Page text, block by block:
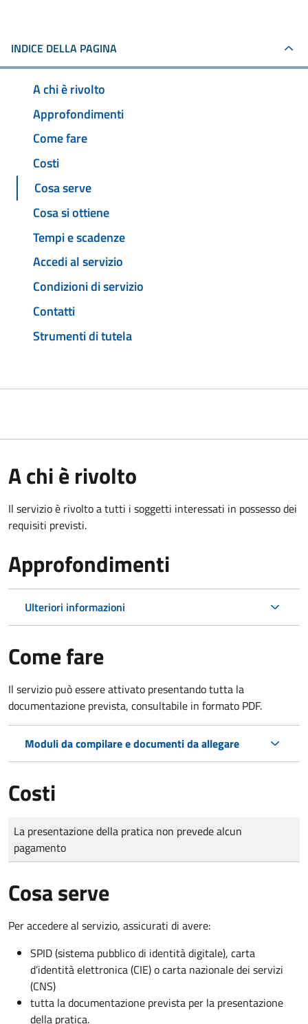
INDICE DELLA PAGINA
A chi è rivolto
Approfondimenti
Come fare
Costi
Cosa serve
Cosa si ottiene
Tempi e scadenze
Accedi al servizio
Condizioni di servizio
Contatti
Strumenti di tutela
A chi è rivolto
Il servizio è rivolto a tutti i soggetti interessati in possesso dei
requisiti previsti.
Approfondimenti
Ulteriori informazioni
Come fare
Il servizio può essere attivato presentando tutta la
documentazione prevista, consultabile in formato PDF.
Moduli da compilare e documenti da allegare
Costi
Tipo di pagamento
Importo
La presentazione della pratica non prevede alcun
pagamento
Cosa serve
Per accedere al servizio, assicurati di avere:
SPID (sistema pubblico di identità digitale), carta
d’identità elettronica (CIE) o carta nazionale dei servizi
(CNS)
tutta la documentazione prevista per la presentazione
della pratica.